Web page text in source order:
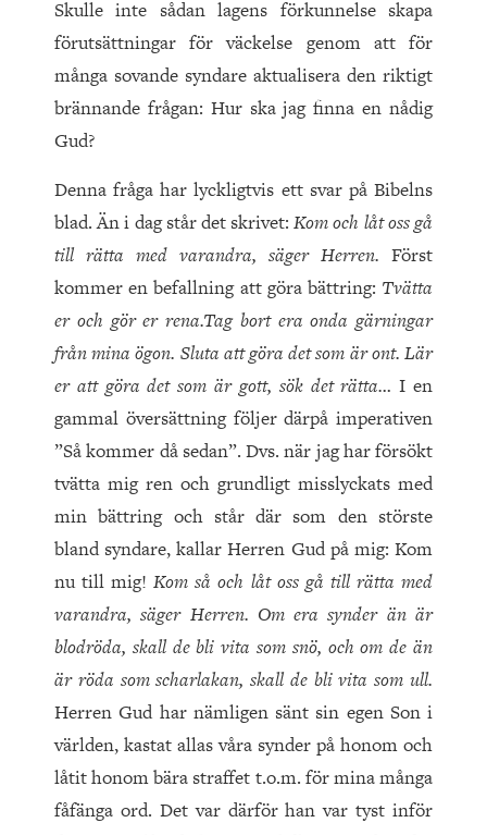
Skulle inte sådan lagens förkunnelse skapa
förutsättningar för väckelse genom att för
många sovande syndare aktualisera den riktigt
brännande frågan: Hur ska jag finna en nådig
Gud?
Denna fråga har lyckligtvis ett svar på Bibelns
blad. Än i dag står det skrivet:Kom och låt oss gå
till rätta med varandra, säger Herren. Först
kommer en befallning att göra bättring: Tvätta
er och gör er rena.Tag bort era onda gärningar
från mina ögon. Sluta att göra det som är ont. Lär
er att göra det som är gott, sök det rätta…I en
gammal översättning följer därpå imperativen
”Så kommer då sedan”. Dvs. när jag har försökt
tvätta mig ren och grundligt misslyckats med
min bättring och står där som den störste
bland syndare, kallar Herren Gud på mig: Kom
nu till mig!Kom så och låt oss gå till rätta med
varandra, säger Herren. Om era synder än är
blodröda, skall de bli vita som snö, och om de än
är röda som scharlakan, skall de bli vita som ull.
Herren Gud har nämligen sänt sin egen Son i
världen, kastat allas våra synder på honom och
låtit honom bära straffet t.o.m. för mina många
fåfänga ord. Det var därför han var tyst inför